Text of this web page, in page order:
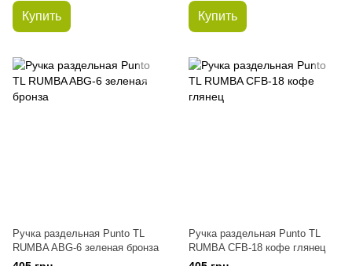
Купить Купить
Ручка раздельная Punto ТL
RUMBA ABG-6 зеленая бронза
Ручка раздельная Punto ТL
RUMBA CFB-18 кофе глянец